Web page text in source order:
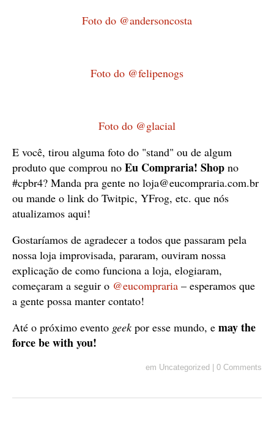
Foto do @andersoncosta
Foto do @felipenogs
Foto do @glacial
E você, tirou alguma foto do "stand" ou de algum
produto que comprou no Eu Compraria! Shop no
#cpbr4? Manda pra gente no loja@eucompraria.com.br
ou mande o link do Twitpic, YFrog, etc. que nós
atualizamos aqui!
Gostaríamos de agradecer a todos que passaram pela
nossa loja improvisada, pararam, ouviram nossa
explicação de como funciona a loja, elogiaram,
começaram a seguir o @eucompraria – esperamos que
a gente possa manter contato!
Até o próximo evento geekpor esse mundo, e may the
force be with you!
em Uncategorized 0 Comments